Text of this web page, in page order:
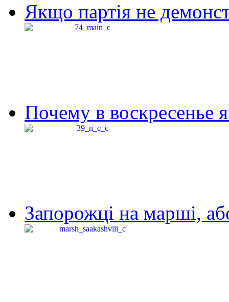
Якщо партія не
Почему в воскресенье
Запорожці на марші,